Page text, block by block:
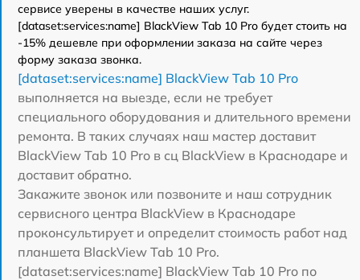
сервисе уверены в качестве наших услуг.
[dataset:services:name] BlackView Tab 10 Pro будет стоить на
-15% дешевле при оформлении заказа на сайте через
форму заказа звонка.
[dataset:services:name] BlackView Tab 10 Pro
выполняется на выезде, если не требует
специального оборудования и длительного времени
ремонта. В таких случаях наш мастер доставит
BlackView Tab 10 Pro в сц BlackView в Краснодаре и
доставит обратно.
Закажите звонок или позвоните и наш сотрудник
сервисного центра BlackView в Краснодаре
проконсультирует и определит стоимость работ над
планшета BlackView Tab 10 Pro.
[dataset:services:name] BlackView Tab 10 Pro по